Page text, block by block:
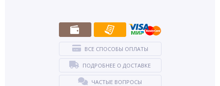
ВСЕ СПОСОБЫ ОПЛАТЫ
ПОДРОБНЕЕ О ДОСТАВКЕ
ЧАСТЫЕ ВОПРОСЫ